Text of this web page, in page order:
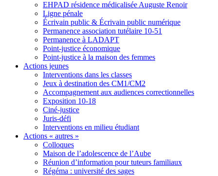
EHPAD résidence médicalisée Auguste Renoir
Ligne pénale
Écrivain public & Écrivain public numérique
Permanence association tutélaire 10-51
Permanence à LADAPT
Point-justice économique
Point-justice à la maison des femmes
Actions jeunes
Interventions dans les classes
Jeux à destination des CM1/CM2
Accompagnement aux audiences correctionnelles
Exposition 10-18
Ciné-justice
Juris-défi
Interventions en milieu étudiant
Actions « autres »
Colloques
Maison de l’adolescence de l’Aube
Réunion d’information pour tuteurs familiaux
Régéma : université des sages